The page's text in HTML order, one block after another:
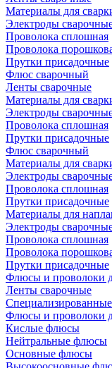
Материалы для
Электроды
Проволока сплошная
Проволока
Прутки присадочные
Флюс сварочный
Ленты сварочные
Материалы для
Электроды
Проволока сплошная
Прутки присадочные
Флюс сварочный
Материалы для
Электроды
Проволока сплошная
Прутки присадочные
Материалы для
Электроды
Проволока сплошная
Проволока
Прутки присадочные
Флюсы и проволоки
Ленты сварочные
Флюсы и проволоки
Кислые флюсы
Нейтральные флюсы
Основные флюсы